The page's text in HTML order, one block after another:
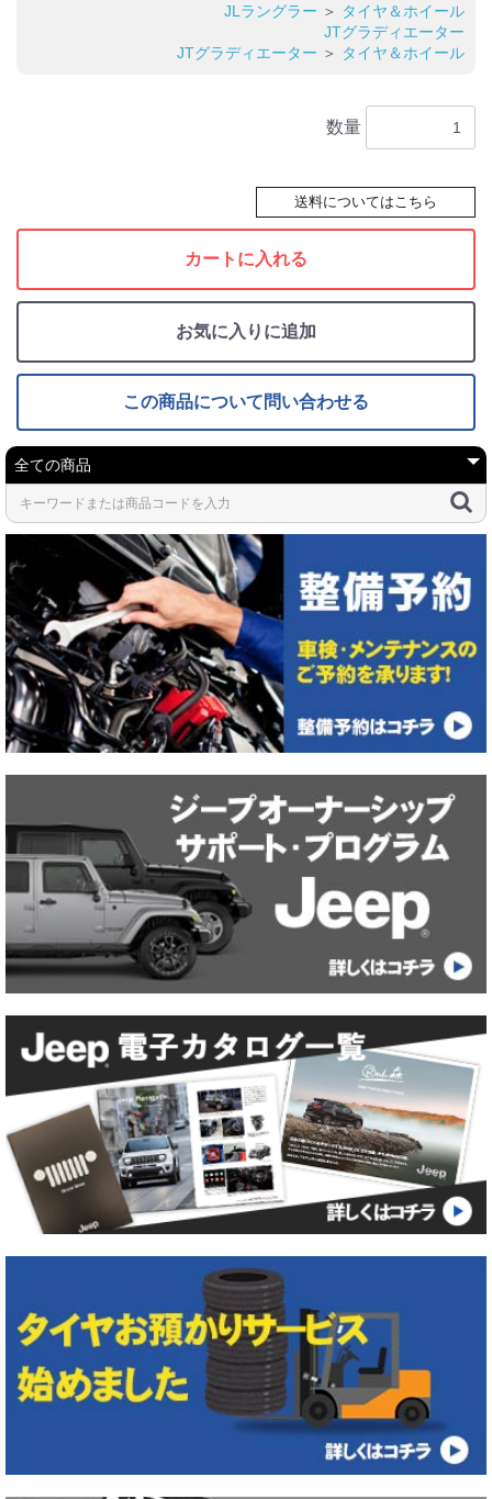
JLラングラー ＞ タイヤ＆ホイール
JTグラディエーター
JTグラディエーター ＞ タイヤ＆ホイール
数量
送料についてはこちら
カートに入れる
お気に入りに追加
この商品について問い合わせる